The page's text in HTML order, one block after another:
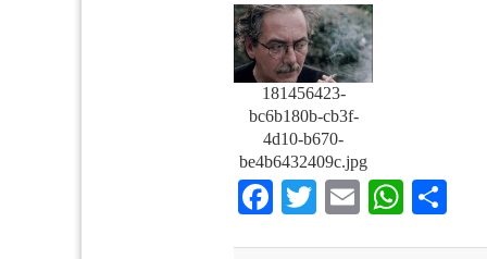
181456423-
bc6b180b-cb3f-
4d10-b670-
be4b6432409c.jpg
Facebook
TwitterEmail